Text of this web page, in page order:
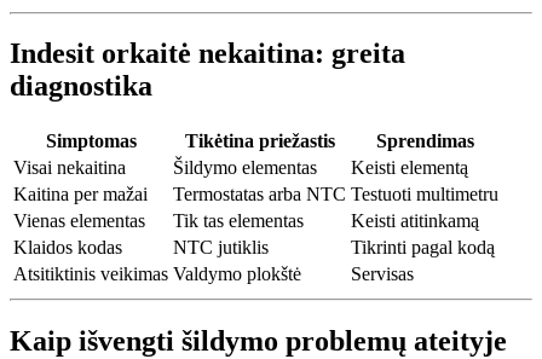
Indesit orkaitė nekaitina: greita
diagnostika
Simptomas Tikėtina priežastis
Sprendimas
Visai nekaitina
Šildymo elementas
Keisti elementą
Kaitina per mažai
Termostatas arba NTC Testuoti multimetru
Vienas elementas
Tik tas elementas
Keisti atitinkamą
Klaidos kodas
NTC jutiklis
Tikrinti pagal kodą
Atsitiktinis veikimas Valdymo plokštė Servisas
Kaip išvengti šildymo problemų ateityje